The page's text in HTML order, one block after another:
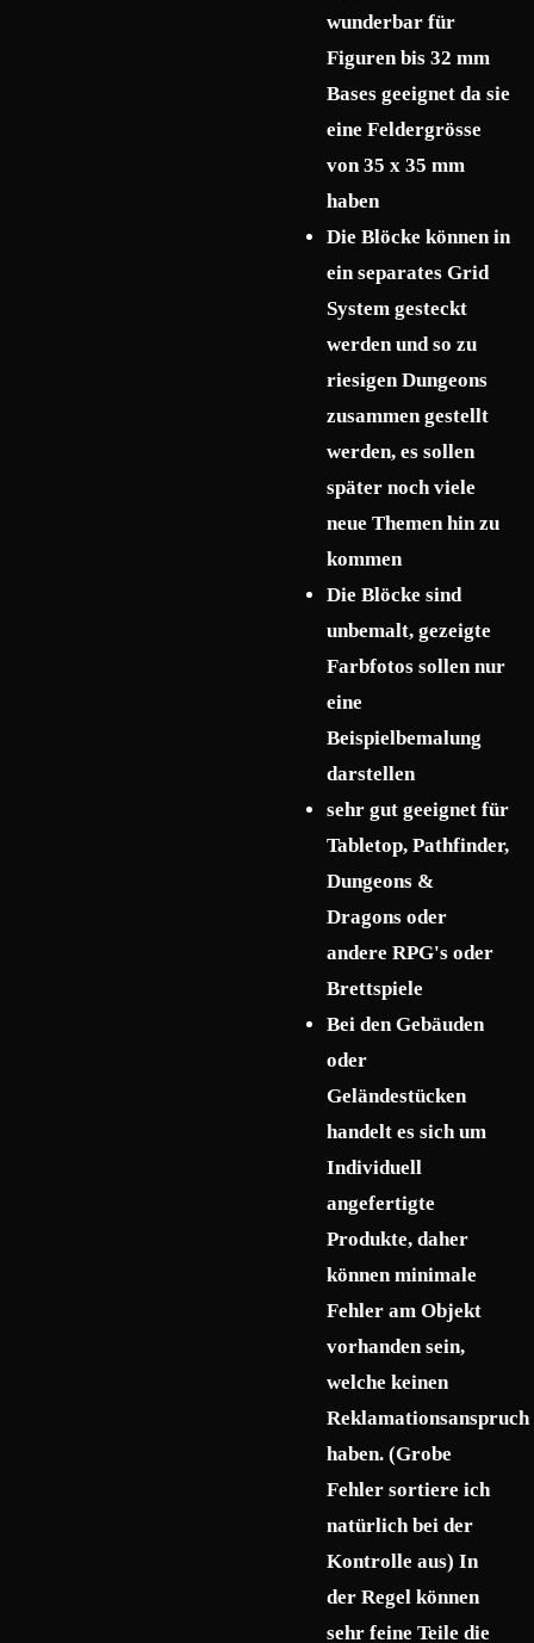
wunderbar für
Figuren bis 32 mm
Bases geeignet da sie
eine Feldergrösse
von 35 x 35 mm
haben
Die Blöcke können in
ein separates Grid
System gesteckt
werden und so zu
riesigen Dungeons
zusammen gestellt
werden, es sollen
später noch viele
neue Themen hin zu
kommen
Die Blöcke sind
unbemalt, gezeigte
Farbfotos sollen nur
eine
Beispielbemalung
darstellen
sehr gut geeignet für
Tabletop, Pathfinder,
Dungeons &
Dragons oder
andere RPG's oder
Brettspiele
Bei den Gebäuden
oder
Geländestücken
handelt es sich um
Individuell
angefertigte
Produkte, daher
können minimale
Fehler am Objekt
vorhanden sein,
welche keinen
Reklamationsanspruch
haben. (Grobe
Fehler sortiere ich
natürlich bei der
Kontrolle aus) In
der Regel können
sehr feine Teile die